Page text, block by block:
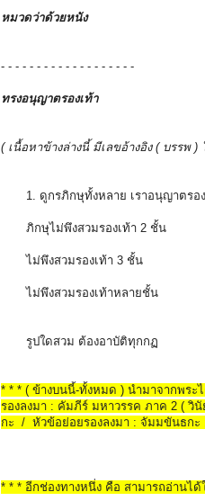
หมวดว่าด้วยหนัง
- - - - - - - - - - - - - - - - - - -
ทรงอนุญาตรองเท้า
( เนื้อหาข้างล่างนี้ มีเลขอ้างอิง ( บรรพ
1. ดูกรภิกษุทั้งหลาย เราอนุญาตรอ
ภิกษุไม่พึงสวมรองเท้า 2 ชั้น
ไม่พึงสวมรองเท้า 3 ชั้น
ไม่พึงสวมรองเท้าหลายชั้น
รูปใดสวม ต้องอาบัติทุกกฏ
* * * ( ข้างบนนี้-ทั้งหมด ) นำมาจากพ
รองลงมา : คัมภีร์ มหาวรรค ภาค 2 (
กะ / หัวข้อย่อยรองลงมา : จัมมขันธกะ
* * * อีกช่องทางหนึ่ง คือ สามารถอ่านไ